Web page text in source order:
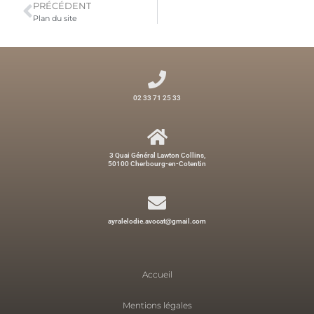
PRÉCÉDENT
Plan du site
02 33 71 25 33
3 Quai Général Lawton Collins,
50100 Cherbourg-en-Cotentin
ayralelodie.avocat@gmail.com
Accueil
Mentions légales